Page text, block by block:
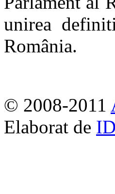
unirea
România.
© 2008-2011
Elaborat de